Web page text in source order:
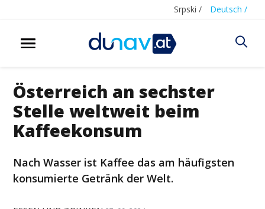
Srpski / Deutsch /
Österreich an sechster
Stelle weltweit beim
Kaffeekonsum
Nach Wasser ist Kaffee das am häufigsten
konsumierte Getränk der Welt.